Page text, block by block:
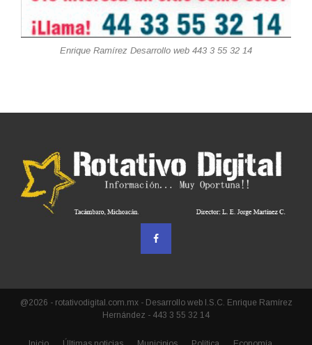
Enrique Ramírez Desarrollo web 443 3 55 32 14
@2026 - rotativodigital.com.mx - Desarrollo web I.S.C. Enrique Ramírez
Hernández - 443 3 55 32 14